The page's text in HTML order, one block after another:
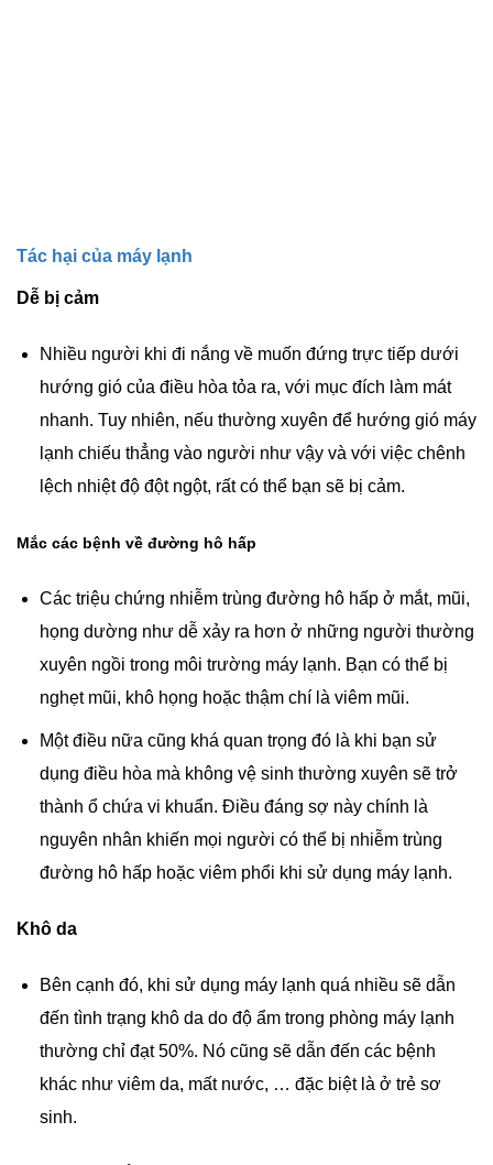
Tác hại của máy lạnh
Dễ bị cảm
Nhiều người khi đi nắng về muốn đứng trực tiếp dưới
hướng gió của điều hòa tỏa ra, với mục đích làm mát
nhanh. Tuy nhiên, nếu thường xuyên để hướng gió máy
lạnh chiếu thẳng vào người như vậy và với việc chênh
lệch nhiệt độ đột ngột, rất có thể bạn sẽ bị cảm.
Mắc các bệnh về đường hô hấp
Các triệu chứng nhiễm trùng đường hô hấp ở mắt, mũi,
họng dường như dễ xảy ra hơn ở những người thường
xuyên ngồi trong môi trường máy lạnh. Bạn có thể bị
nghẹt mũi, khô họng hoặc thậm chí là viêm mũi.
Một điều nữa cũng khá quan trọng đó là khi bạn sử
dụng điều hòa mà không vệ sinh thường xuyên sẽ trở
thành ổ chứa vi khuẩn. Điều đáng sợ này chính là
nguyên nhân khiến mọi người có thể bị nhiễm trùng
đường hô hấp hoặc viêm phổi khi sử dụng máy lạnh.
Khô da
Bên cạnh đó, khi sử dụng máy lạnh quá nhiều sẽ dẫn
đến tình trạng khô da do độ ẩm trong phòng máy lạnh
thường chỉ đạt 50%. Nó cũng sẽ dẫn đến các bệnh
khác như viêm da, mất nước, … đặc biệt là ở trẻ sơ
sinh.